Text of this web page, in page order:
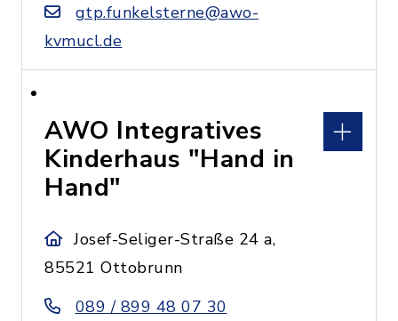
gtp.funkelsterne@awo-
kvmucl.de
AWO Integratives
Kinderhaus "Hand in
Hand"
Josef-Seliger-Straße 24 a,
85521 Ottobrunn
089 / 899 48 07 30